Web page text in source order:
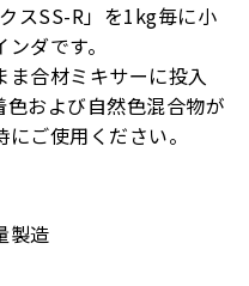
スSS-R」を1kg毎に小
ダです。
合材ミキサーに投入
および自然色混合物が
ご使用ください。
製造